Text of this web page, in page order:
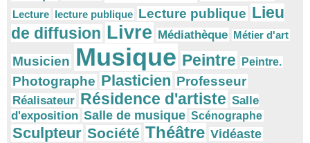
Lecture lecture publique Lecture publique Lieu
de diffusion Livre Médiathèque Métier d'art
Musicien Musique Peintre Peintre.
Photographe Plasticien Professeur
Réalisateur Résidence d'artiste Salle
d'exposition Salle de musique Scénographe
Sculpteur Société Théâtre Vidéaste